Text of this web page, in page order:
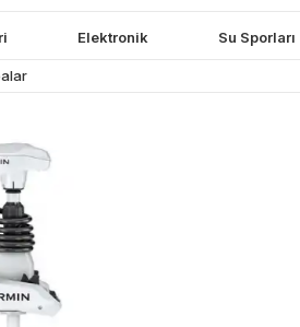
Elektronik Su Sporları